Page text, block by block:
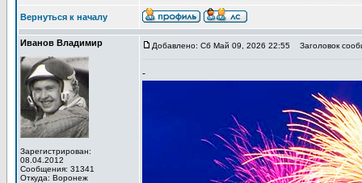
Вернуться к началу
Иванов Владимир
Зарегистрирован:
08.04.2012
Сообщения: 31341
Откуда: Воронеж
Добавлено: Сб Май 09, 2026 22:55 Заголовок
-